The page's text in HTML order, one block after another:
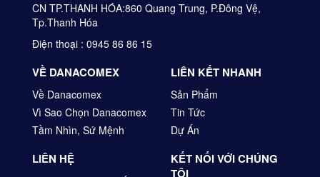
CN TP.THANH HÓA:860 Quang Trung, P.Đông Vệ,
Tp.Thanh Hóa
Điện thoại : 0945 86 86 15
VỀ DANACOMEX
Về Danacomex
Vì Sao Chọn Danacomex
Tầm Nhìn, Sứ Mệnh
LIÊN HỆ
LIÊN KẾT NHANH
Sản Phẩm
Tin Tức
Dự Án
KẾT NỐI VỚI CHÚNG
TÔI